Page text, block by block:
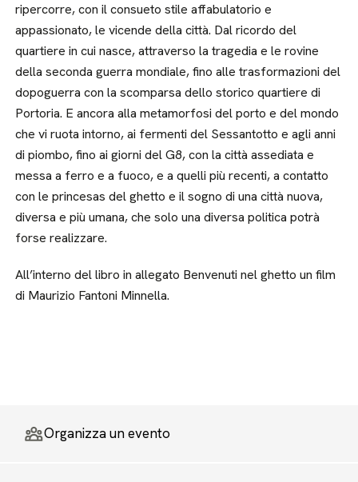
ripercorre, con il consueto stile affabulatorio e
appassionato, le vicende della città. Dal ricordo del
quartiere in cui nasce, attraverso la tragedia e le rovine
della seconda guerra mondiale, fino alle trasformazioni del
dopoguerra con la scomparsa dello storico quartiere di
Portoria. E ancora alla metamorfosi del porto e del mondo
che vi ruota intorno, ai fermenti del Sessantotto e agli anni
di piombo, fino ai giorni del G8, con la città assediata e
messa a ferro e a fuoco, e a quelli più recenti, a contatto
con le princesas del ghetto e il sogno di una città nuova,
diversa e più umana, che solo una diversa politica potrà
forse realizzare.
All’interno del libro in allegato Benvenuti nel ghetto un film
di Maurizio Fantoni Minnella.
Organizza un evento